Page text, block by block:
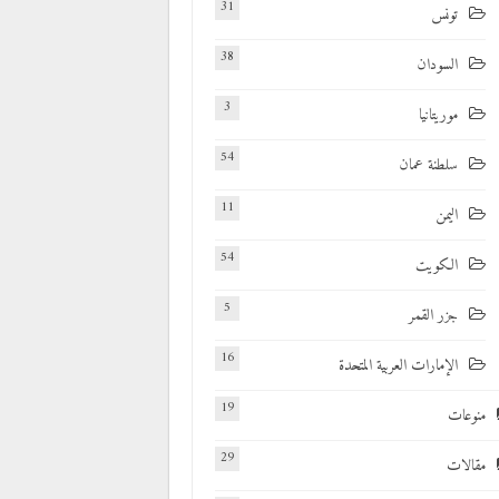
تونس 31
السودان 38
موريتانيا 3
سلطنة عمان 54
اليمن 11
الكويت 54
جزر القمر 5
الإمارات العربية المتحدة 16
منوعات 19
مقالات 29